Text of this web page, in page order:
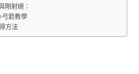
剛射絕：
弓箭教學
方法